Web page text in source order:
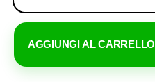
AGGIUNGI AL CARRELLO